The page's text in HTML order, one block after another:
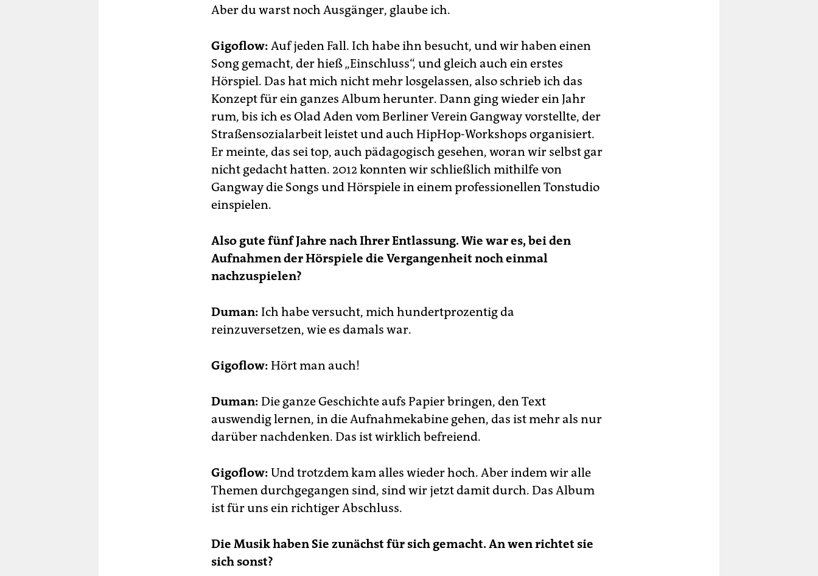
Aber du warst noch Ausgänger, glaube ich.
Gigoflow: Auf jeden Fall. Ich habe ihn besucht, und wir haben einen
Song gemacht, der hieß „Einschluss“, und gleich auch ein erstes
Hörspiel. Das hat mich nicht mehr losgelassen, also schrieb ich das
Konzept für ein ganzes Album herunter. Dann ging wieder ein Jahr
rum, bis ich es Olad Aden vom Berliner Verein Gangway vorstellte, der
Straßensozialarbeit leistet und auch HipHop-Workshops organisiert.
Er meinte, das sei top, auch pädagogisch gesehen, woran wir selbst gar
nicht gedacht hatten. 2012 konnten wir schließlich mithilfe von
Gangway die Songs und Hörspiele in einem professionellen Tonstudio
einspielen.
Also gute fünf Jahre nach Ihrer Entlassung. Wie war es, bei den
Aufnahmen der Hörspiele die Vergangenheit noch einmal
nachzuspielen?
Duman: Ich habe versucht, mich hundertprozentig da
reinzuversetzen, wie es damals war.
Gigoflow: Hört man auch!
Duman: Die ganze Geschichte aufs Papier bringen, den Text
auswendig lernen, in die Aufnahmekabine gehen, das ist mehr als nur
darüber nachdenken. Das ist wirklich befreiend.
Gigoflow: Und trotzdem kam alles wieder hoch. Aber indem wir alle
Themen durchgegangen sind, sind wir jetzt damit durch. Das Album
ist für uns ein richtiger Abschluss.
Die Musik haben Sie zunächst für sich gemacht. An wen richtet sie
sich sonst?